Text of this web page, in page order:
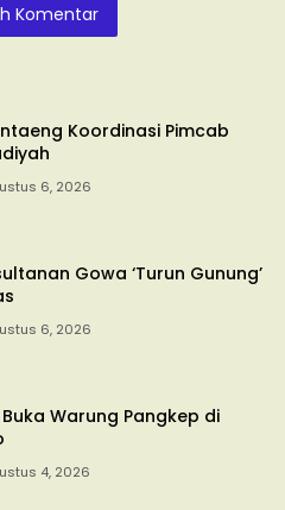
Komentar
Koordinasi Pimcab
6, 2026
Gowa ‘Turun Gunung’
6, 2026
Warung Pangkep di
4, 2026